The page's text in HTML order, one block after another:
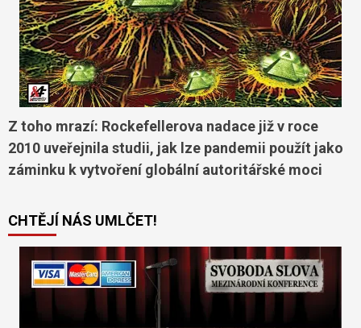
Z toho mrazí: Rockefellerova nadace již v roce
2010 uveřejnila studii, jak lze pandemii použít jako
záminku k vytvoření globální autoritářské moci
CHTĚJÍ NÁS UMLČET!